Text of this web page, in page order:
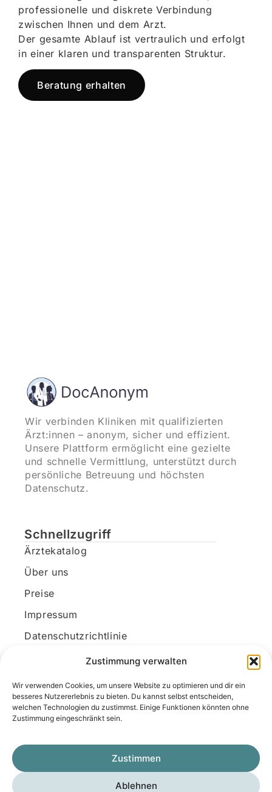
Zustimmung verwalten
Wir verwenden Cookies, um unsere Website zu optimieren und dir ein
besseres Nutzererlebnis zu bieten. Du kannst selbst entscheiden,
welchen Technologien du zustimmst. Einige Funktionen könnten ohne
Zustimmung eingeschränkt sein.
Zustimmen
Ablehnen
professionelle und diskrete Verbindung
zwischen Ihnen und dem Arzt.
Der gesamte Ablauf ist vertraulich und erfolgt
in einer klaren und transparenten Struktur.
Beratung erhalten
Wir verbinden Kliniken mit qualifizierten
Ärzt:innen – anonym, sicher und effizient.
Unsere Plattform ermöglicht eine gezielte
und schnelle Vermittlung, unterstützt durch
persönliche Betreuung und höchsten
Datenschutz.
Schnellzugriff
Ärztekatalog
Über uns
Preise
Impressum
Datenschutzrichtlinie
Kundenkonto
Unsere Kontaktdaten
E-Mail: kontakt@docanonym.com
am Traunsee, Österreich